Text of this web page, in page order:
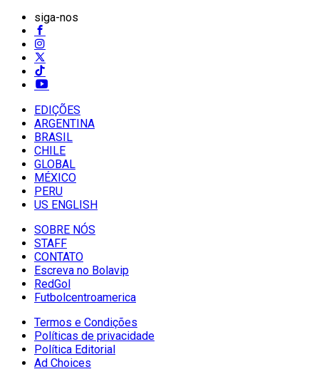
siga-nos
EDIÇÕES
ARGENTINA
BRASIL
CHILE
GLOBAL
MÉXICO
PERU
US ENGLISH
SOBRE NÓS
STAFF
CONTATO
Escreva no Bolavip
RedGol
Futbolcentroamerica
Termos e Condições
Políticas de privacidade
Política Editorial
Ad Choices